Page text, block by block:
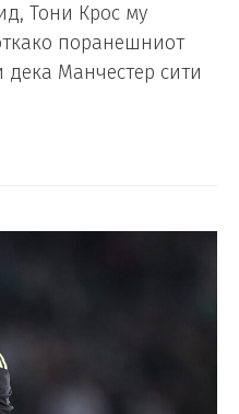
Тони Крос му
поранешниот
дека Манчестер сити